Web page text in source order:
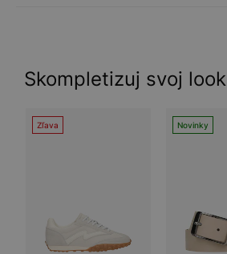
Skompletizuj svoj look
Zľava Novinky